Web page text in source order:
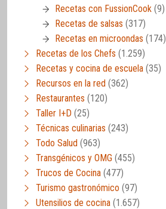
Recetas con FussionCook (9)
Recetas de salsas (317)
Recetas en microondas (174)
Recetas de los Chefs (1.259)
Recetas y cocina de escuela (35)
Recursos en la red (362)
Restaurantes (120)
Taller I+D (25)
Técnicas culinarias (243)
Todo Salud (963)
Transgénicos y OMG (455)
Trucos de Cocina (477)
Turismo gastronómico (97)
Utensilios de cocina (1.657)